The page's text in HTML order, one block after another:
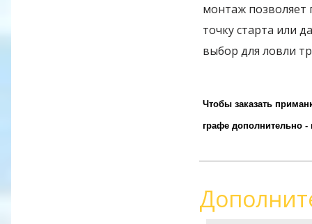
монтаж позволяет
точку старта или
выбор для ловли
Чтобы заказать
графе дополнительно